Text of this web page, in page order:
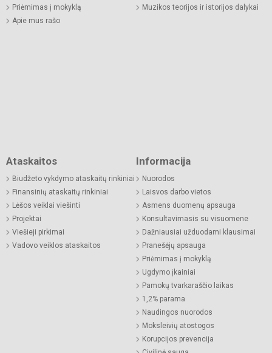
Priėmimas į mokyklą
Apie mus rašo
Muzikos teorijos ir istorijos dalykai
Ataskaitos
Biudžeto vykdymo ataskaitų rinkiniai
Finansinių ataskaitų rinkiniai
Lėšos veiklai viešinti
Projektai
Viešieji pirkimai
Vadovo veiklos ataskaitos
Informacija
Nuorodos
Laisvos darbo vietos
Asmens duomenų apsauga
Konsultavimasis su visuomene
Dažniausiai užduodami klausimai
Pranešėjų apsauga
Priėmimas į mokyklą
Ugdymo įkainiai
Pamokų tvarkaraščio laikas
1,2% parama
Naudingos nuorodos
Moksleivių atostogos
Korupcijos prevencija